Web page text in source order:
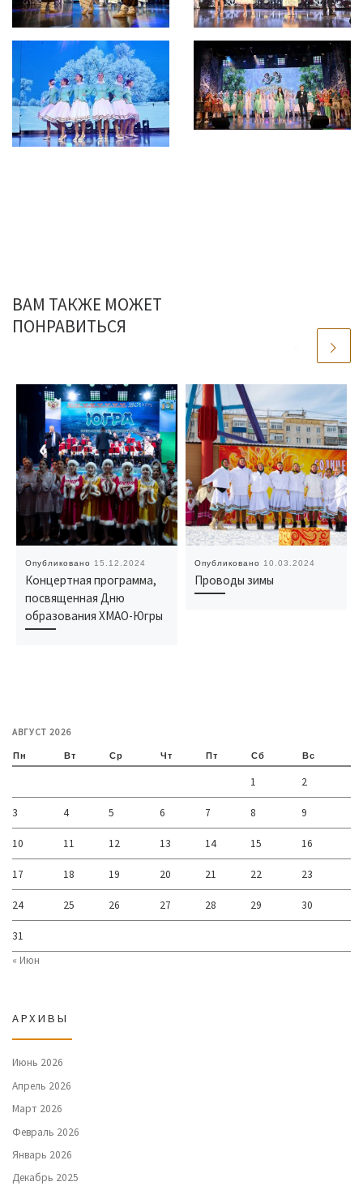
ВАМ ТАКЖЕ МОЖЕТ
ПОНРАВИТЬСЯ
Опубликовано 15.12.2024
Концертная программа,
посвященная Дню
образования ХМАО-Югры
Опубликовано 10.03.2024
Проводы зимы
АВГУСТ 2026
Пн Вт Ср Чт Пт Сб Вс
1 2
3 4 5 6 7 8 9
10 11 12 13 14 15 16
17 18 19 20 21 22 23
24 25 26 27 28 29 30
31
« Июн
АРХИВЫ
Июнь 2026
Апрель 2026
Март 2026
Февраль 2026
Январь 2026
Декабрь 2025